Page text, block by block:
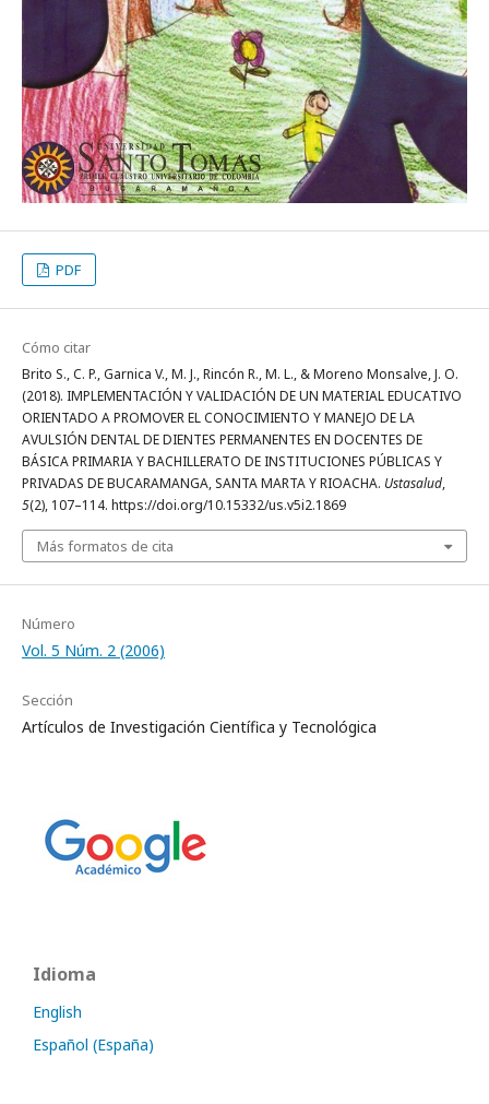
PDF
Cómo citar
Brito S., C. P., Garnica V., M. J., Rincón R., M. L., & Moreno Monsalve, J. O.
(2018). IMPLEMENTACIÓN Y VALIDACIÓN DE UN MATERIAL EDUCATIVO
ORIENTADO A PROMOVER EL CONOCIMIENTO Y MANEJO DE LA
AVULSIÓN DENTAL DE DIENTES PERMANENTES EN DOCENTES DE
BÁSICA PRIMARIA Y BACHILLERATO DE INSTITUCIONES PÚBLICAS Y
PRIVADAS DE BUCARAMANGA, SANTA MARTA Y RIOACHA. Ustasalud,
5(2), 107–114. https://doi.org/10.15332/us.v5i2.1869
Más formatos de cita
Número
Vol. 5 Núm. 2 (2006)
Sección
Artículos de Investigación Científica y Tecnológica
Idioma
English
Español (España)